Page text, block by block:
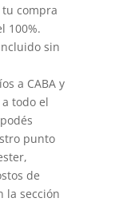
compra
100%.
sin
a CABA y
todo el
punto
de
la sección